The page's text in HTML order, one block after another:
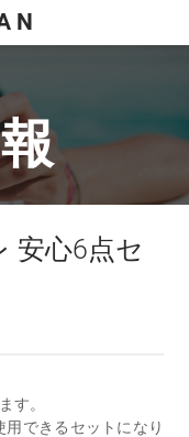
極
く表記
安心6点セ
す。
できるセットになり